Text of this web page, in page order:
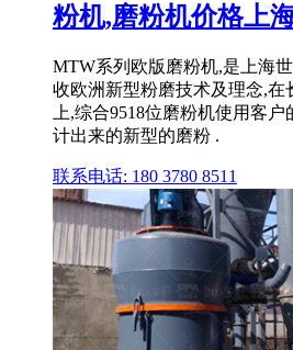
粉机,磨粉机价格上
MTW系列欧版磨粉机,是上海
收欧洲新型粉磨技术及理念,在
上,综合9518位磨粉机使用客
计出来的新型的磨粉 .
联系电话: 180 3780 8511